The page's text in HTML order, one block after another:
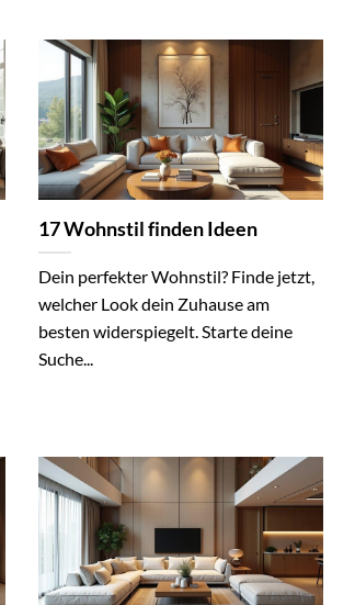
17 Wohnstil finden Ideen
Dein perfekter Wohnstil? Finde jetzt,
welcher Look dein Zuhause am
besten widerspiegelt. Starte deine
Suche...